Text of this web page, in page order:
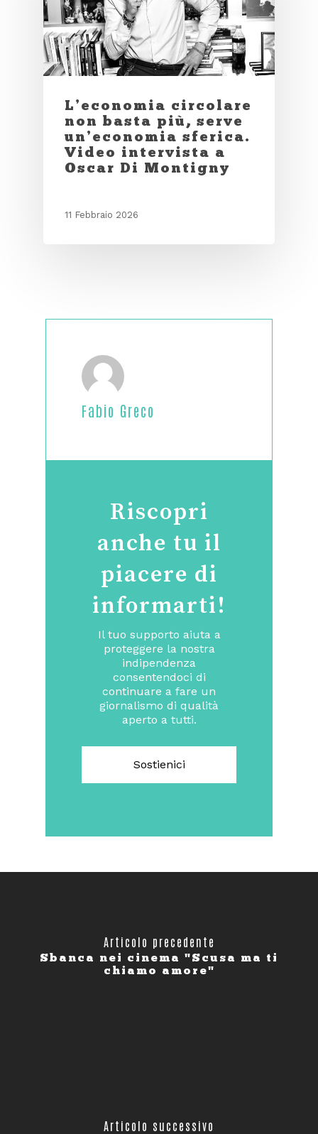
L’economia circolare
non basta più, serve
un’economia sferica.
Video intervista a
Oscar Di Montigny
11 Febbraio 2026
Fabio Greco
Riscopri
anche tu il
piacere di
informarti!
Il tuo supporto aiuta a
proteggere la nostra
indipendenza
consentendoci di
continuare a fare un
giornalismo di qualità
aperto a tutti.
Sostienici
Articolo precedente
Sbanca nei cinema "Scusa ma ti
chiamo amore"
Articolo successivo